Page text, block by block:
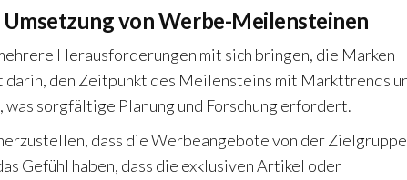
von Werbe-Meilensteinen
Herausforderungen mit sich bringen, die Marken
darin, den Zeitpunkt des Meilensteins mit Markttrends
sorgfältige Planung und Forschung erfordert.
dass die Werbeangebote von der
Gefühl haben, dass die exklusiven Artikel oder